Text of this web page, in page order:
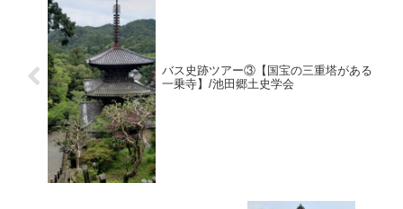
バス史跡ツアー③【国宝の三重塔がある
一乗寺】/池田郷土史学会